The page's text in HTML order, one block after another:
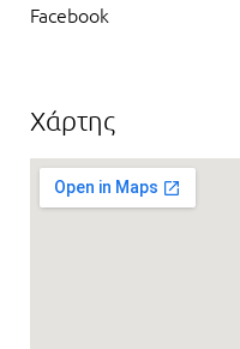
Facebook
Χάρτης